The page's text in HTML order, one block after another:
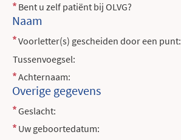
Bent u zelf patiënt bij OLVG?
Naam
Voorletter(s) gescheiden door een punt:
Tussenvoegsel:
Achternaam:
Overige gegevens
Geslacht:
Uw geboortedatum: